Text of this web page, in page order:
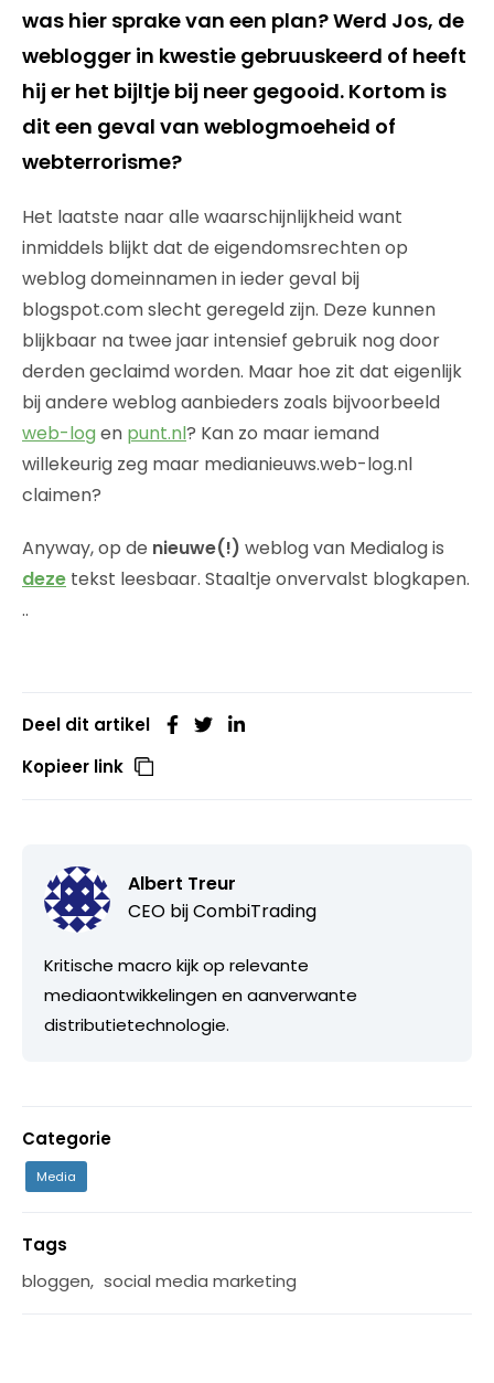
was hier sprake van een plan? Werd Jos, de
weblogger in kwestie gebruuskeerd of heeft
hij er het bijltje bij neer gegooid. Kortom is
dit een geval van weblogmoeheid of
webterrorisme?
Het laatste naar alle waarschijnlijkheid want
inmiddels blijkt dat de eigendomsrechten op
weblog domeinnamen in ieder geval bij
blogspot.com slecht geregeld zijn. Deze kunnen
blijkbaar na twee jaar intensief gebruik nog door
derden geclaimd worden. Maar hoe zit dat eigenlijk
bij andere weblog aanbieders zoals bijvoorbeeld
web-log en punt.nl? Kan zo maar iemand
willekeurig zeg maar medianieuws.web-log.nl
claimen?
Anyway, op de nieuwe(!) weblog van Medialog is
deze tekst leesbaar. Staaltje onvervalst blogkapen.
..
Deel dit artikel
Kopieer link
Albert Treur
CEO bijCombiTrading
Kritische macro kijk op relevante
mediaontwikkelingen en aanverwante
distributietechnologie.
Categorie
Media
Tags
bloggen, social media marketing